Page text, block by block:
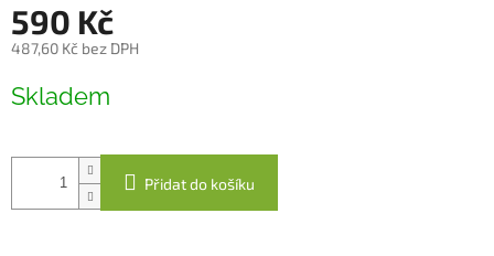
590 Kč
487,60 Kč bez DPH
cena:
Skladem
Přidat do košíku